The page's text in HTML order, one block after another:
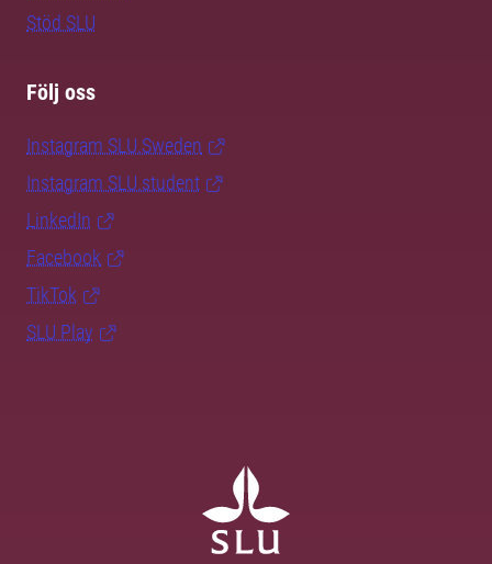
Stöd SLU
Följ oss
Instagram SLU.Sweden
Instagram SLU.student
LinkedIn
Facebook
TikTok
SLU Play